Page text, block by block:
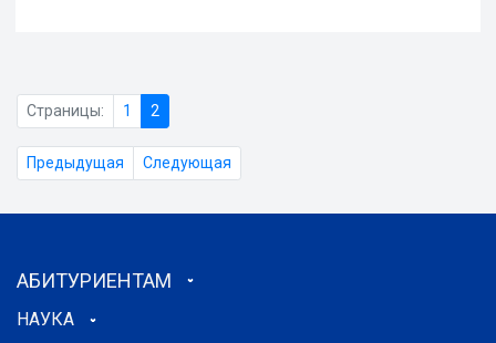
Страницы: 1 2
Предыдущая Следующая
АБИТУРИЕНТАМ
НАУКА